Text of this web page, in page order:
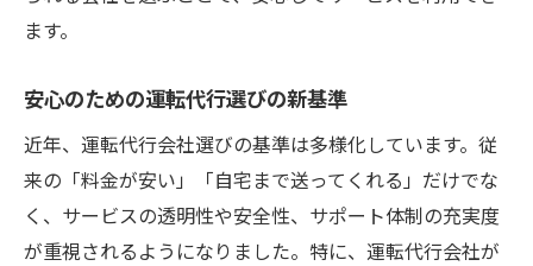
ます。
安心のための運転代行選びの新基準
近年、運転代行会社選びの基準は多様化しています。従
来の「料金が安い」「自宅まで送ってくれる」だけでな
く、サービスの透明性や安全性、サポート体制の充実度
が重視されるようになりました。特に、運転代行会社が